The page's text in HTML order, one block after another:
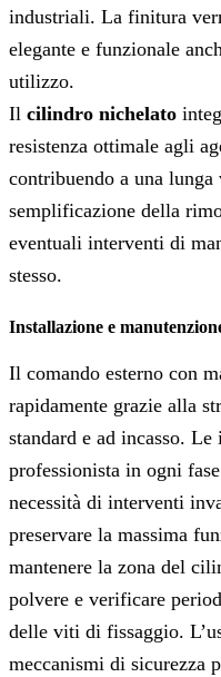
industriali. La finitura
elegante e funzionale
utilizzo.
Il cilindro nichelato
resistenza ottimale agli
contribuendo a una
semplificazione della
eventuali interventi di
stesso.
Installazione e
Il comando esterno con
rapidamente grazie alla
standard e ad incasso.
professionista in ogni
necessità di interventi
preservare la massima
mantenere la zona del
polvere e verificare
delle viti di fissaggio.
meccanismi di sicurezza